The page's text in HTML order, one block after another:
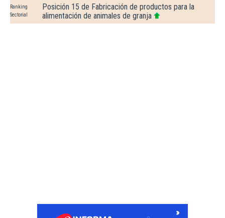
Ranking
Sectorial
Posición 15 de Fabricación de productos para la
alimentación de animales de granja